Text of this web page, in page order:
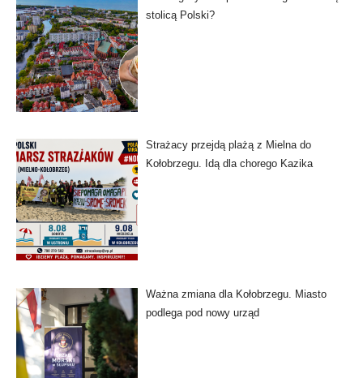
stolicą Polski?
Strażacy przejdą plażą z Mielna do
Kołobrzegu. Idą dla chorego Kazika
Ważna zmiana dla Kołobrzegu. Miasto
podlega pod nowy urząd